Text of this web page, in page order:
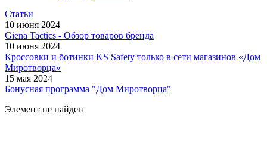
Статьи
10 июня 2024
Giena Tactics - Обзор товаров бренда
10 июня 2024
Кроссовки и ботинки KS Safety только в сети магазинов «Дом
Миротворца»
15 мая 2024
Бонусная программа "Дом Миротворца"
Элемент не найден